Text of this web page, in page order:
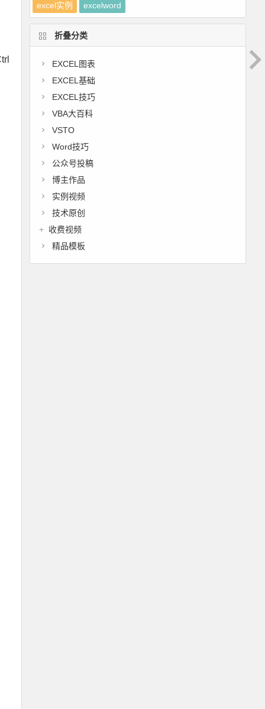
excel实例
excelword
折叠分类
EXCEL图表
EXCEL基础
EXCEL技巧
VBA大百科
VSTO
Word技巧
公众号投稿
博主作品
实例视频
技术原创
收费视频
精品模板